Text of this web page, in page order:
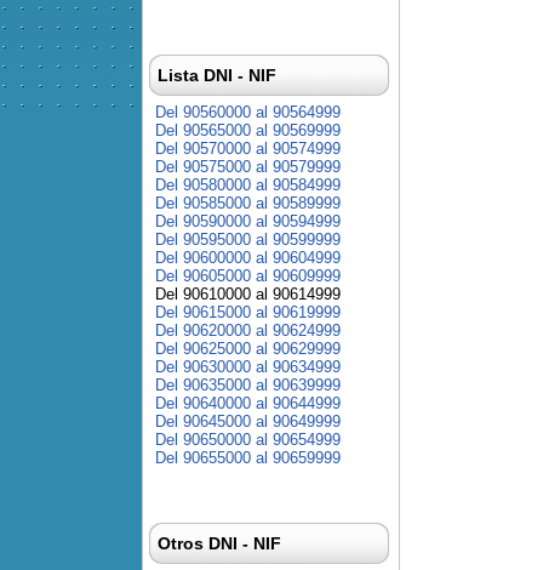
Lista DNI - NIF
Del 90560000 al 90564999
Del 90565000 al 90569999
Del 90570000 al 90574999
Del 90575000 al 90579999
Del 90580000 al 90584999
Del 90585000 al 90589999
Del 90590000 al 90594999
Del 90595000 al 90599999
Del 90600000 al 90604999
Del 90605000 al 90609999
Del 90610000 al 90614999
Del 90615000 al 90619999
Del 90620000 al 90624999
Del 90625000 al 90629999
Del 90630000 al 90634999
Del 90635000 al 90639999
Del 90640000 al 90644999
Del 90645000 al 90649999
Del 90650000 al 90654999
Del 90655000 al 90659999
Otros DNI - NIF